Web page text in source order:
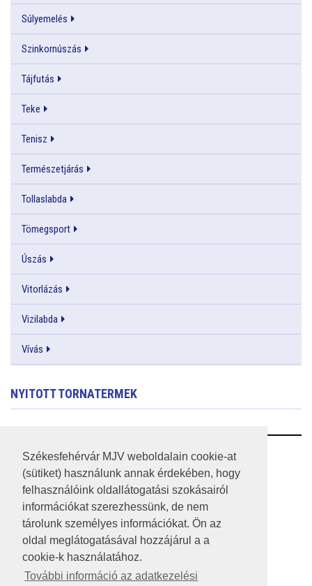
Székesfehérvár MJV weboldalain cookie-at
(sütiket) használunk annak érdekében, hogy
felhasználóink oldallátogatási szokásairól
információkat szerezhessünk, de nem
tárolunk személyes információkat. Ön az
oldal meglátogatásával hozzájárul a a
cookie-k használatához.
További információ az adatkezelési
Súlyemelés
Szinkornúszás
Tájfutás
Teke
Tenisz
Természetjárás
Tollaslabda
Tömegsport
Úszás
Vitorlázás
Vizilabda
Vívás
NYITOTT TORNATERMEK
RSS
A HONLAP 2017.03.31-I ÁLLAPOTA
JOGI NYILATKOZAT
IMPRESSZUM